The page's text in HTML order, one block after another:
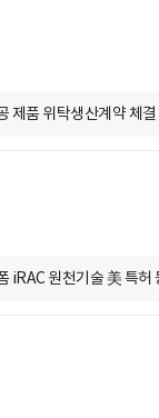
제품 위탁생산계약 체결
iRAC 원천기술 美 특허